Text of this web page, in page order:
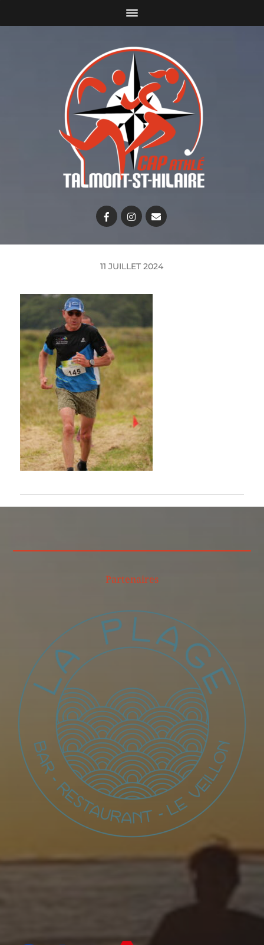
11 JUILLET 2024
Partenaires